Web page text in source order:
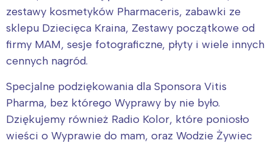
zestawy kosmetyków Pharmaceris, zabawki ze
sklepu Dziecięca Kraina, Zestawy początkowe od
firmy MAM, sesje fotograficzne, płyty i wiele innych
cennych nagród.
Specjalne podziękowania dla Sponsora Vitis
Pharma, bez którego Wyprawy by nie było.
Dziękujemy również Radio Kolor, które poniosło
wieści o Wyprawie do mam, oraz Wodzie Żywiec
tego regionu:
Warszawa
Trójmiasto
Poznań
Wrocław
Śląsk
Południe
Północ
Wszystkie